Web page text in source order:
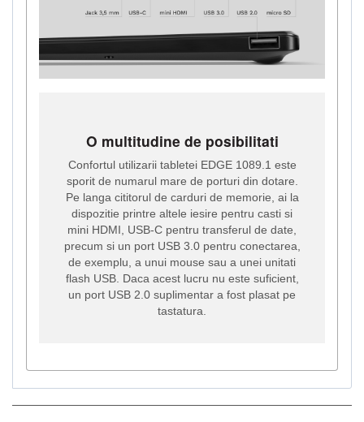
O multitudine de posibilitati
Confortul utilizarii tabletei EDGE 1089.1 este
sporit de numarul mare de porturi din dotare.
Pe langa cititorul de carduri de memorie, ai la
dispozitie printre altele iesire pentru casti si
mini HDMI, USB-C pentru transferul de date,
precum si un port USB 3.0 pentru conectarea,
de exemplu, a unui mouse sau a unei unitati
flash USB. Daca acest lucru nu este suficient,
un port USB 2.0 suplimentar a fost plasat pe
tastatura.